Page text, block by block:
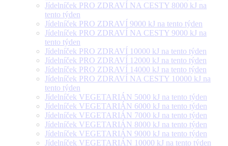
Jídelníček PRO ZDRAVÍ NA CESTY 8000 kJ na
tento týden
Jídelníček PRO ZDRAVÍ 9000 kJ na tento týden
Jídelníček PRO ZDRAVÍ NA CESTY 9000 kJ na
tento týden
Jídelníček PRO ZDRAVÍ 10000 kJ na tento týden
Jídelníček PRO ZDRAVÍ 12000 kJ na tento týden
Jídelníček PRO ZDRAVÍ 14000 kJ na tento týden
Jídelníček PRO ZDRAVÍ NA CESTY 10000 kJ na
tento týden
Jídelníček VEGETARIÁN 5000 kJ na tento týden
Jídelníček VEGETARIÁN 6000 kJ na tento týden
Jídelníček VEGETARIÁN 7000 kJ na tento týden
Jídelníček VEGETARIÁN 8000 kJ na tento týden
Jídelníček VEGETARIÁN 9000 kJ na tento týden
Jídelníček VEGETARIÁN 10000 kJ na tento týden